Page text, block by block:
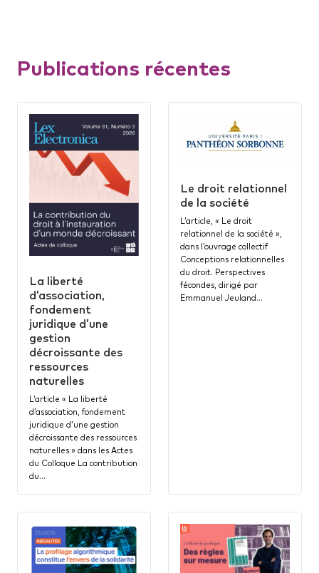
Publications récentes
La liberté
d’association,
fondement
juridique d’une
gestion
décroissante des
ressources
naturelles
L’article « La liberté
d’association, fondement
juridique d’une gestion
décroissante des ressources
naturelles » dans les Actes
du Colloque La contribution
du…
Le droit relationnel
de la société
L’article, « Le droit
relationnel de la société »,
dans l’ouvrage collectif
Conceptions relationnelles
du droit. Perspectives
fécondes, dirigé par
Emmanuel Jeuland…